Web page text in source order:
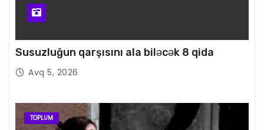
Susuzluğun qarşısını ala biləcək 8 qida
Avq 5, 2026
TOPLUM